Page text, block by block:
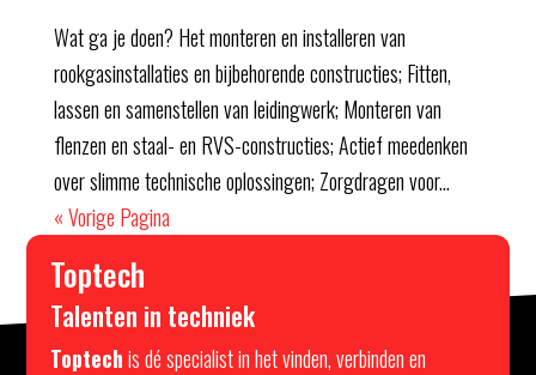
Wat ga je doen? Het monteren en installeren van
rookgasinstallaties en bijbehorende constructies; Fitten,
lassen en samenstellen van leidingwerk; Monteren van
flenzen en staal- en RVS-constructies; Actief meedenken
over slimme technische oplossingen; Zorgdragen voor...
« Vorige Pagina
Toptech
Talenten in techniek
Toptechis dé specialist in het vinden, verbinden en